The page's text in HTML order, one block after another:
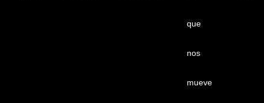
que
nos
mueve